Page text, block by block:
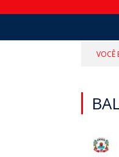
VOCÊ